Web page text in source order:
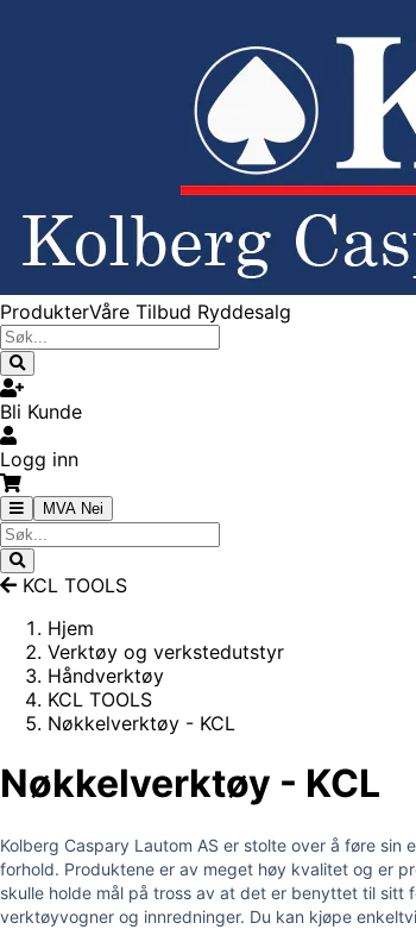
ProdukterVåre Tilbud Ryddesalg
Bli Kunde
Logg inn
MVA Nei
KCL TOOLS
Hjem
Verktøy og verkstedutstyr
Håndverktøy
KCL TOOLS
Nøkkelverktøy - KCL
Nøkkelverktøy - KCL
Kolberg Caspary Lautom AS er stolte over å føre
forhold. Produktene er av meget høy kvalitet og er
skulle holde mål på tross av at det er benyttet til sitt
verktøyvogner og innredninger. Du kan kjøpe